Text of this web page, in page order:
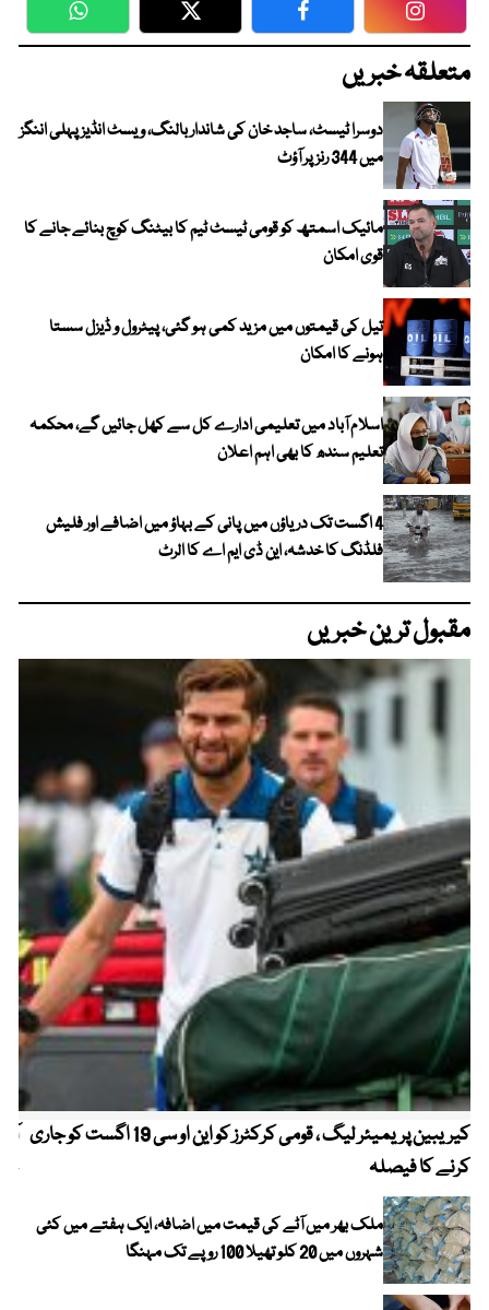
WhatsApp Twitter Facebook
متعلقہ خبریں
دوسرا ٹیسٹ، ساجد خان کی شاندار بالنگ، ویسٹ انڈیز پہلی اننگز
میں 344 رنز پر آؤٹ
مائیک اسمتھ کو قومی ٹیسٹ ٹیم کا بیٹنگ کوچ بنائے جانے کا
قوی امکان
تیل کی قیمتوں میں مزید کمی ہو گئی، پیٹرول و ڈیزل سستا
ہونے کا امکان
اسلام آباد میں تعلیمی ادارے کل سے کھل جائیں گے، محکمہ
تعلیم سندھ کا بھی اہم اعلان
4 اگست تک دریاؤں میں پانی کے بہاؤ میں اضافے اور فلیش
فلڈنگ کا خدشہ، این ڈی ایم اے کا الرٹ
مقبول ترین خبریں
کیریبین پریمیئر لیگ ، قومی کرکٹرز کو این او سی 19 اگست کو جاری
کرنے کا فیصلہ
ملک بھر میں آٹے کی قیمت میں اضافہ، ایک ہفتے میں کئی
شہروں میں 20 کلو تھیلا 100 روپے تک مہنگا